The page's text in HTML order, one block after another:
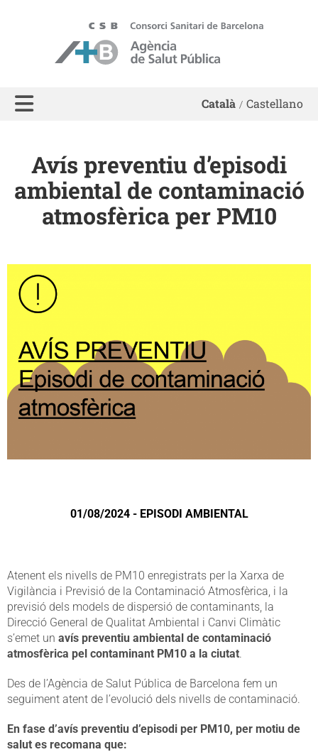
ASPB - Agència de Salut Pública de Barcelona
Català Castellano
Avís preventiu d’episodi
ambiental de contaminació
atmosfèrica per PM10
01/08/2024 - EPISODI AMBIENTAL
Atenent els nivells de PM10 enregistrats per la Xarxa de
Vigilància i Previsió de la Contaminació Atmosfèrica, i la
previsió dels models de dispersió de contaminants, la
Direcció General de Qualitat Ambiental i Canvi Climàtic
s’emet un avís preventiu ambiental de contaminació
atmosfèrica pel contaminant PM10 a la ciutat.
Des de l’Agència de Salut Pública de Barcelona fem un
seguiment atent de l’evolució dels nivells de contaminació.
En fase d’avís preventiu d’episodi per PM10, per motiu de
salut es recomana que: